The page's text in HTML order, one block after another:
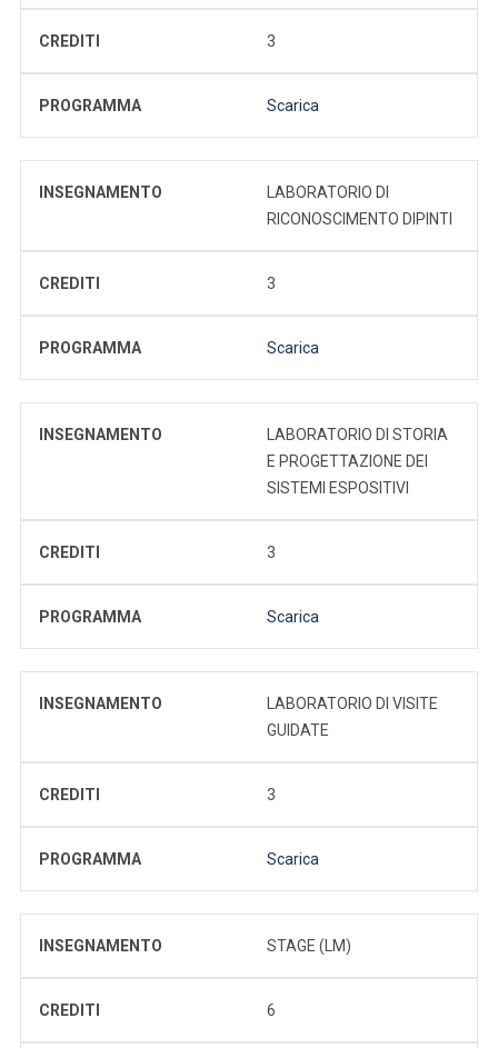
CREDITI 3
PROGRAMMA Scarica
INSEGNAMENTO
LABORATORIO DI
RICONOSCIMENTO DIPINTI
CREDITI 3
PROGRAMMA Scarica
INSEGNAMENTO
LABORATORIO DI STORIA
E PROGETTAZIONE DEI
SISTEMI ESPOSITIVI
CREDITI 3
PROGRAMMA Scarica
INSEGNAMENTO
LABORATORIO DI VISITE
GUIDATE
CREDITI 3
PROGRAMMA Scarica
INSEGNAMENTO STAGE (LM)
CREDITI 6